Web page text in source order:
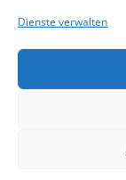
Dienste verwalten